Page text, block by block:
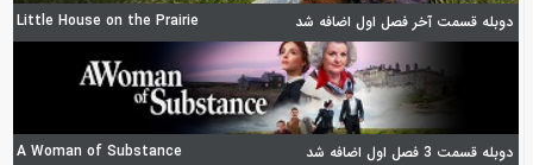
دوبله قسمت آخر فصل اول اضافه شد Little House on the Prairie
دوبله قسمت 3 فصل اول اضافه شد A Woman of Substance